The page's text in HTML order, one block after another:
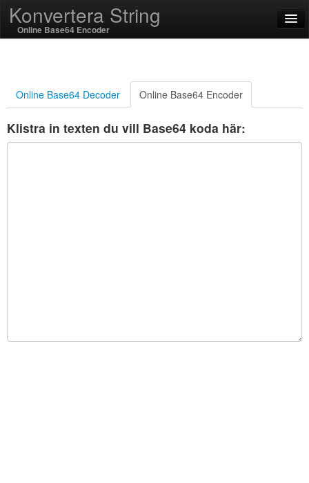
Konvertera String
Online Base64 Encoder
Svenska
SSL On
Online Base64 Decoder Online Base64 Encoder
Klistra in texten du vill Base64 koda här: